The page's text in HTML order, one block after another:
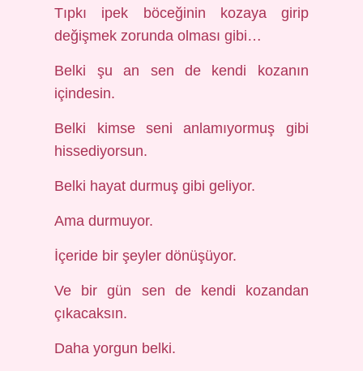
Tıpkı ipek böceğinin kozaya girip
değişmek zorunda olması gibi…
Belki şu an sen de kendi kozanın
içindesin.
Belki kimse seni anlamıyormuş gibi
hissediyorsun.
Belki hayat durmuş gibi geliyor.
Ama durmuyor.
İçeride bir şeyler dönüşüyor.
Ve bir gün sen de kendi kozandan
çıkacaksın.
Daha yorgun belki.